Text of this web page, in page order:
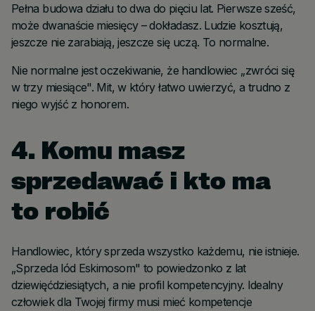
Pełna budowa działu to dwa do pięciu lat. Pierwsze sześć,
może dwanaście miesięcy – dokładasz. Ludzie kosztują,
jeszcze nie zarabiają, jeszcze się uczą. To normalne.
Nie normalne jest oczekiwanie, że handlowiec „zwróci się
w trzy miesiące". Mit, w który łatwo uwierzyć, a trudno z
niego wyjść z honorem.
4. Komu masz
sprzedawać i kto ma
to robić
Handlowiec, który sprzeda wszystko każdemu, nie istnieje.
„Sprzeda lód Eskimosom" to powiedzonko z lat
dziewięćdziesiątych, a nie profil kompetencyjny. Idealny
człowiek dla Twojej firmy musi mieć kompetencje